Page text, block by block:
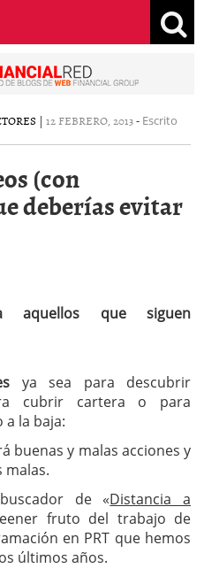
| 12 FEBRERO, 2013- Escrito
(con
deberías evitar
aquellos que siguen
ya sea para descubrir
cubrir cartera o para
la baja:
buenas y malas acciones y
malas.
de «Distancia a
fruto del trabajo de
en PRT que hemos
últimos años.